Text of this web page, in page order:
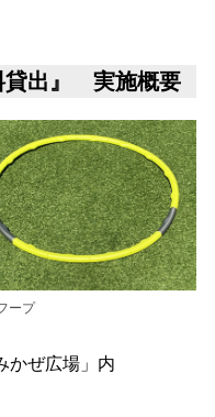
貸出』 実施概要
ープ
かぜ広場」内